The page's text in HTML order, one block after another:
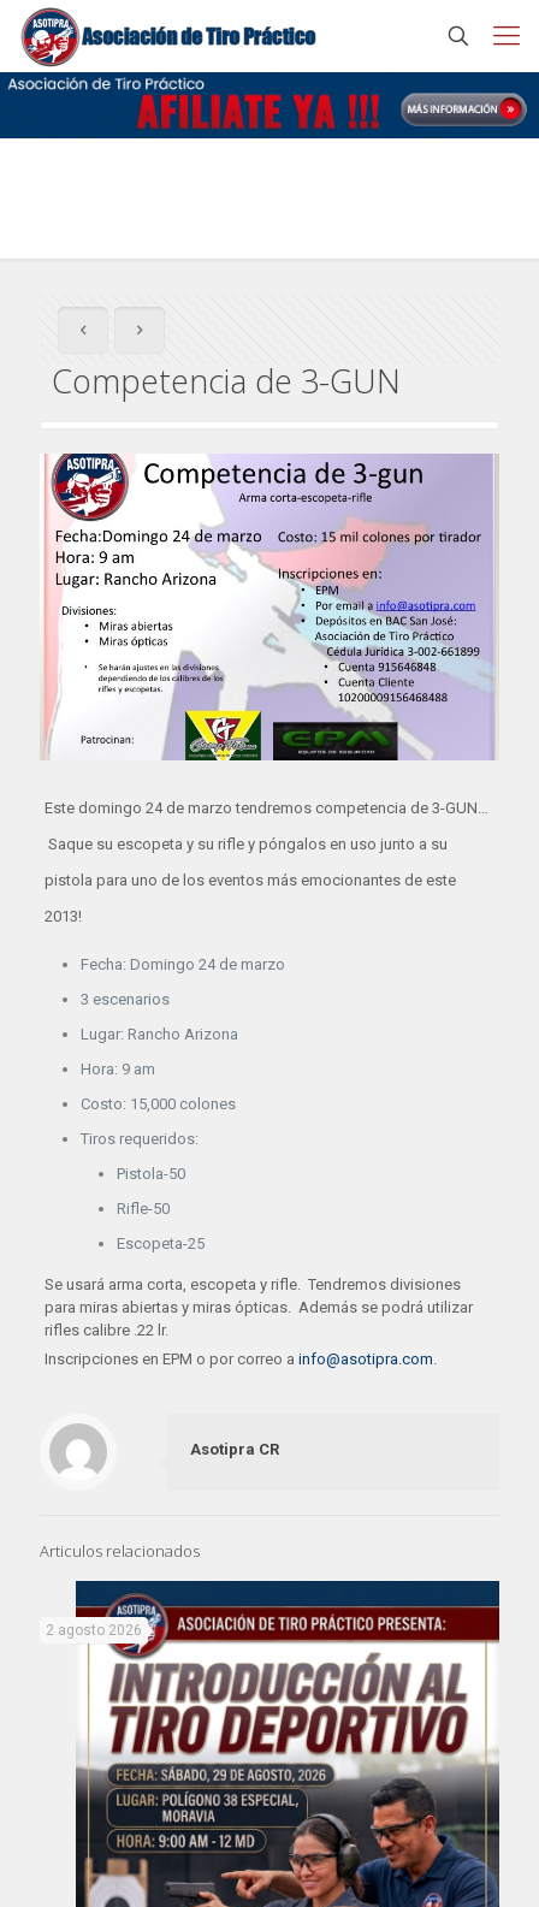
Competencia de 3-GUN
Este domingo 24 de marzo tendremos competencia de 3-GUN…
Saque su escopeta y su rifle y póngalos en uso junto a su
pistola para uno de los eventos más emocionantes de este
2013!
Fecha: Domingo 24 de marzo
3 escenarios
Lugar: Rancho Arizona
Hora: 9 am
Costo: 15,000 colones
Tiros requeridos:
Pistola-50
Rifle-50
Escopeta-25
Se usará arma corta, escopeta y rifle. Tendremos divisiones
para miras abiertas y miras ópticas. Además se podrá utilizar
rifles calibre .22 lr.
Inscripciones en EPM o por correo a info@asotipra.com.
Asotipra CR
Articulos relacionados
2 agosto 2026